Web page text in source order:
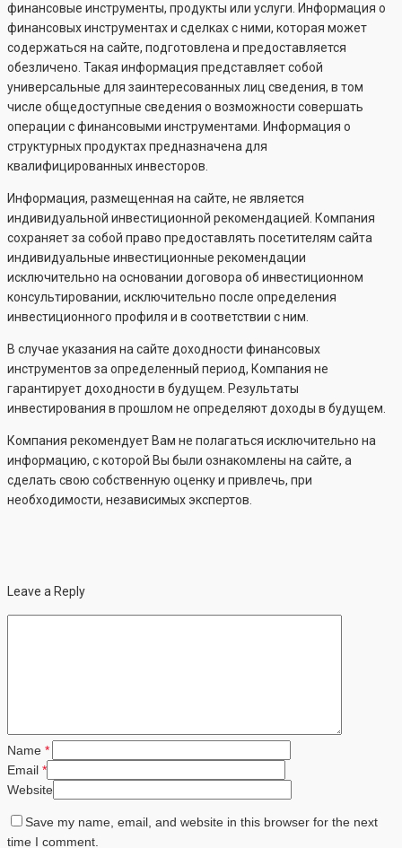
финансовые инструменты, продукты или услуги. Информация о
финансовых инструментах и сделках с ними, которая может
содержаться на сайте, подготовлена и предоставляется
обезличено. Такая информация представляет собой
универсальные для заинтересованных лиц сведения, в том
числе общедоступные сведения о возможности совершать
операции с финансовыми инструментами. Информация о
структурных продуктах предназначена для
квалифицированных инвесторов.
Информация, размещенная на сайте, не является
индивидуальной инвестиционной рекомендацией. Компания
сохраняет за собой право предоставлять посетителям сайта
индивидуальные инвестиционные рекомендации
исключительно на основании договора об инвестиционном
консультировании, исключительно после определения
инвестиционного профиля и в соответствии с ним.
В случае указания на сайте доходности финансовых
инструментов за определенный период, Компания не
гарантирует доходности в будущем. Результаты
инвестирования в прошлом не определяют доходы в будущем.
Компания рекомендует Вам не полагаться исключительно на
информацию, с которой Вы были ознакомлены на сайте, а
сделать свою собственную оценку и привлечь, при
необходимости, независимых экспертов.
Leave a Reply
Name *
Email *
Website
Save my name, email, and website in this browser for the next
time I comment.